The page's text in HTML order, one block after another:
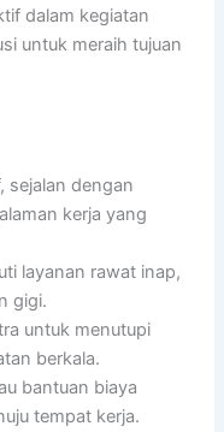
dalam kegiatan
untuk meraih tujuan
sejalan dengan
kerja yang
layanan rawat inap,
gigi.
untuk menutupi
berkala.
bantuan biaya
tempat kerja.